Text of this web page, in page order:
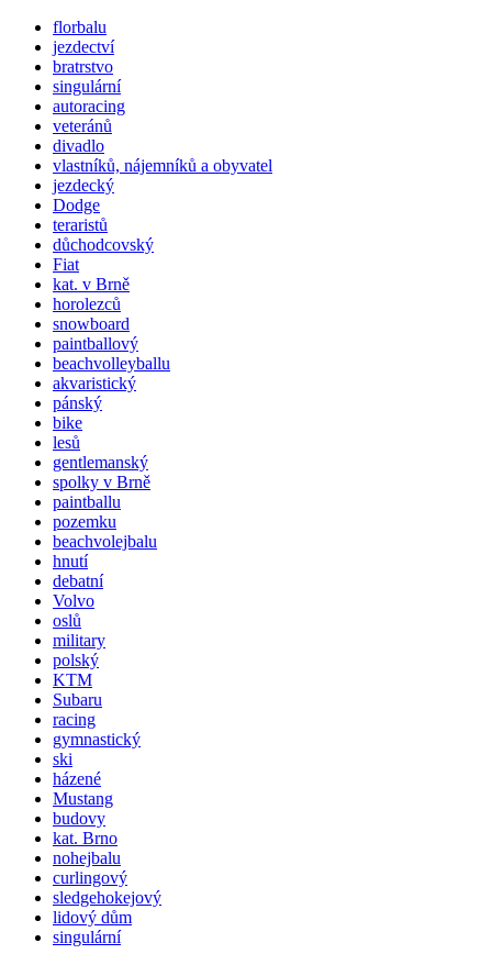
florbalu
jezdectví
bratrstvo
singulární
autoracing
veteránů
divadlo
vlastníků, nájemníků a obyvatel
jezdecký
Dodge
teraristů
důchodcovský
Fiat
kat. v Brně
horolezců
snowboard
paintballový
beachvolleyballu
akvaristický
pánský
bike
lesů
gentlemanský
spolky v Brně
paintballu
pozemku
beachvolejbalu
hnutí
debatní
Volvo
oslů
military
polský
KTM
Subaru
racing
gymnastický
ski
házené
Mustang
budovy
kat. Brno
nohejbalu
curlingový
sledgehokejový
lidový dům
singulární